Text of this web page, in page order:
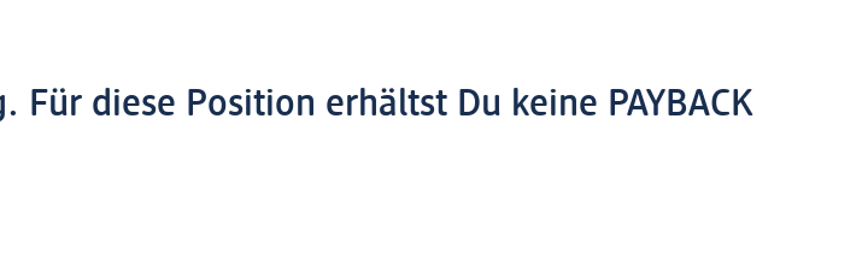
diese Position erhältst Du keine PAYBACK